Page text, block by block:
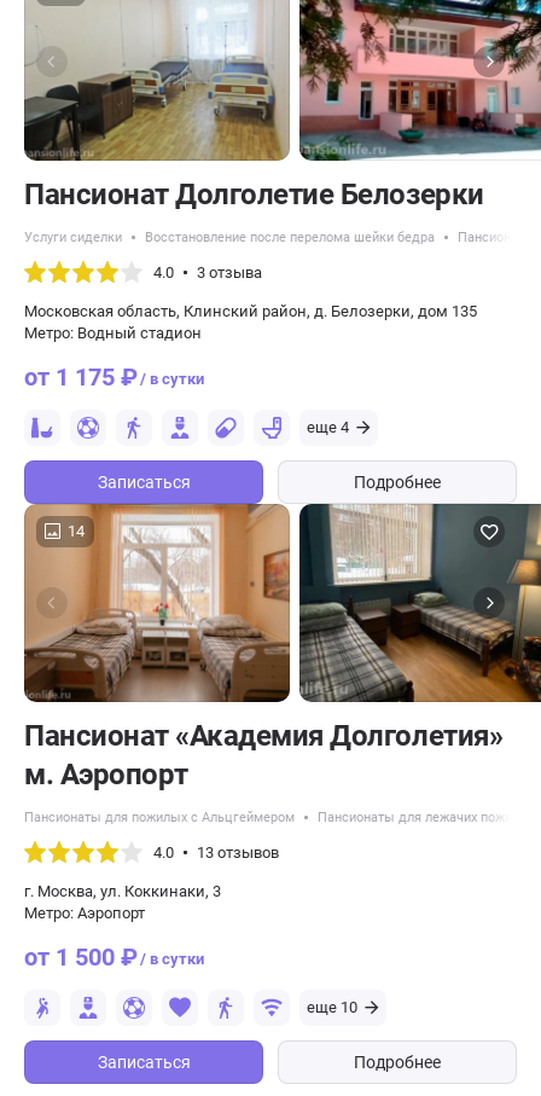
Пансионат Долголетие Белозерки
Услуги сиделки Восстановление после перелома шейки бедра Пансионаты
4.0 3 отзыва
Московская область, Клинский район, д. Белозерки, дом 135
Метро: Водный стадион
от 1 175 ₽/ в сутки
еще 4
Записаться Подробнее
14
Пансионат «Академия Долголетия»
м. Аэропорт
Пансионаты для пожилых с Альцгеймером Пансионаты для лежачих
4.0 13 отзывов
г. Москва, ул. Коккинаки, 3
Метро: Аэропорт
от 1 500 ₽/ в сутки
еще 10
Записаться Подробнее